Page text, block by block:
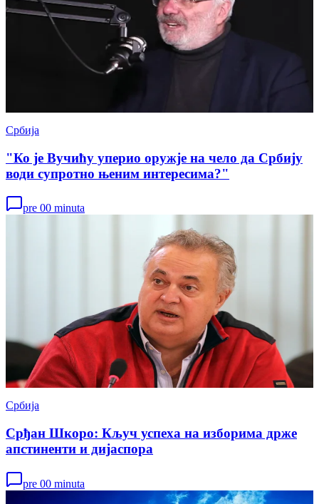
Србија
"Ко је Вучићу уперио оружје на чело да Србију
води супротно њеним интересима?"
pre 00 minuta
Србија
Срђан Шкоро: Кључ успеха на изборима држе
апстиненти и дијаспора
pre 00 minuta